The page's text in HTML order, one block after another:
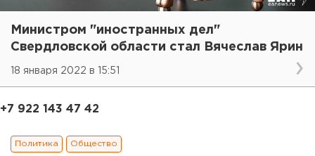
Министром "иностранных дел"
Свердловской области стал Вячеслав Ярин
18 января 2022 в 15:51
+7 922 143 47 42
Политика Общество